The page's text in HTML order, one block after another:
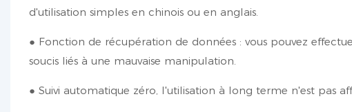
d'utilisation simples en chinois ou en anglais.
● Fonction de récupération de données : vous pouvez
soucis liés à une mauvaise manipulation.
● Suivi automatique zéro, l'utilisation à long terme n'est pas